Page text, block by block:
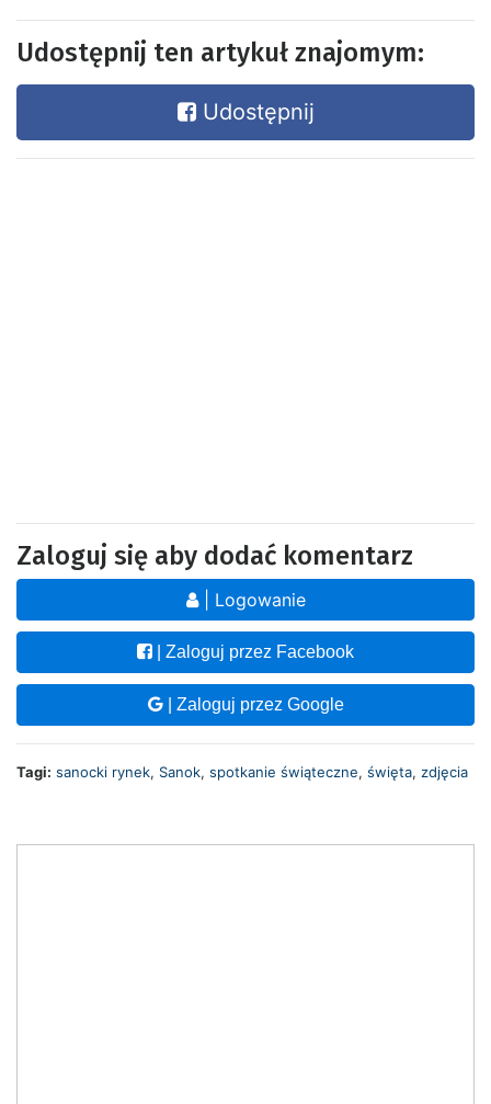
Udostępnij ten artykuł znajomym:
Udostępnij
Zaloguj się aby dodać komentarz
| Logowanie
| Zaloguj przez Facebook
| Zaloguj przez Google
Tagi: sanocki rynek, Sanok, spotkanie świąteczne, święta, zdjęcia